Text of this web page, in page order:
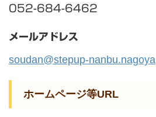
052-684-6462
メールアドレス
soudan@stepup-nanbu.nagoya
ホームページ等URL